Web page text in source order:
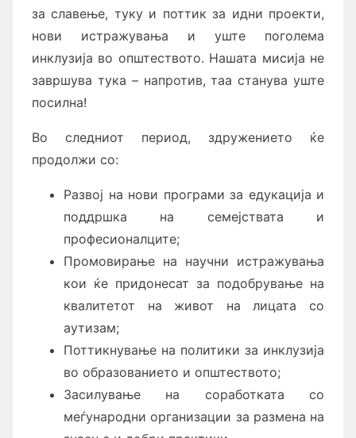
за славење, туку и поттик за идни проекти,
нови истражувања и уште поголема
инклузија во општеството. Нашата мисија не
завршува тука – напротив, таа станува уште
посилна!
Во следниот период, здружението ќе
продолжи со:
Развој на нови програми за едукација и
поддршка на семејствата и
професионалците;
Промовирање на научни истражувања
кои ќе придонесат за подобрување на
квалитетот на живот на лицата со
аутизам;
Поттикнување на политики за инклузија
во образованието и општеството;
Засилување на соработката со
меѓународни организации за размена на